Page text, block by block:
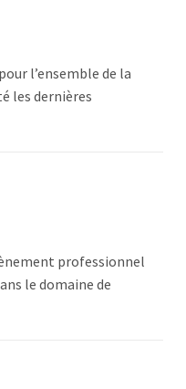
l’ensemble de la
les dernières
professionnel
le domaine de